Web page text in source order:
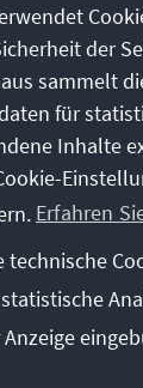
den
Sprache
abonnieren
der
sammelt
für
Inhalte
Erfahren
technische